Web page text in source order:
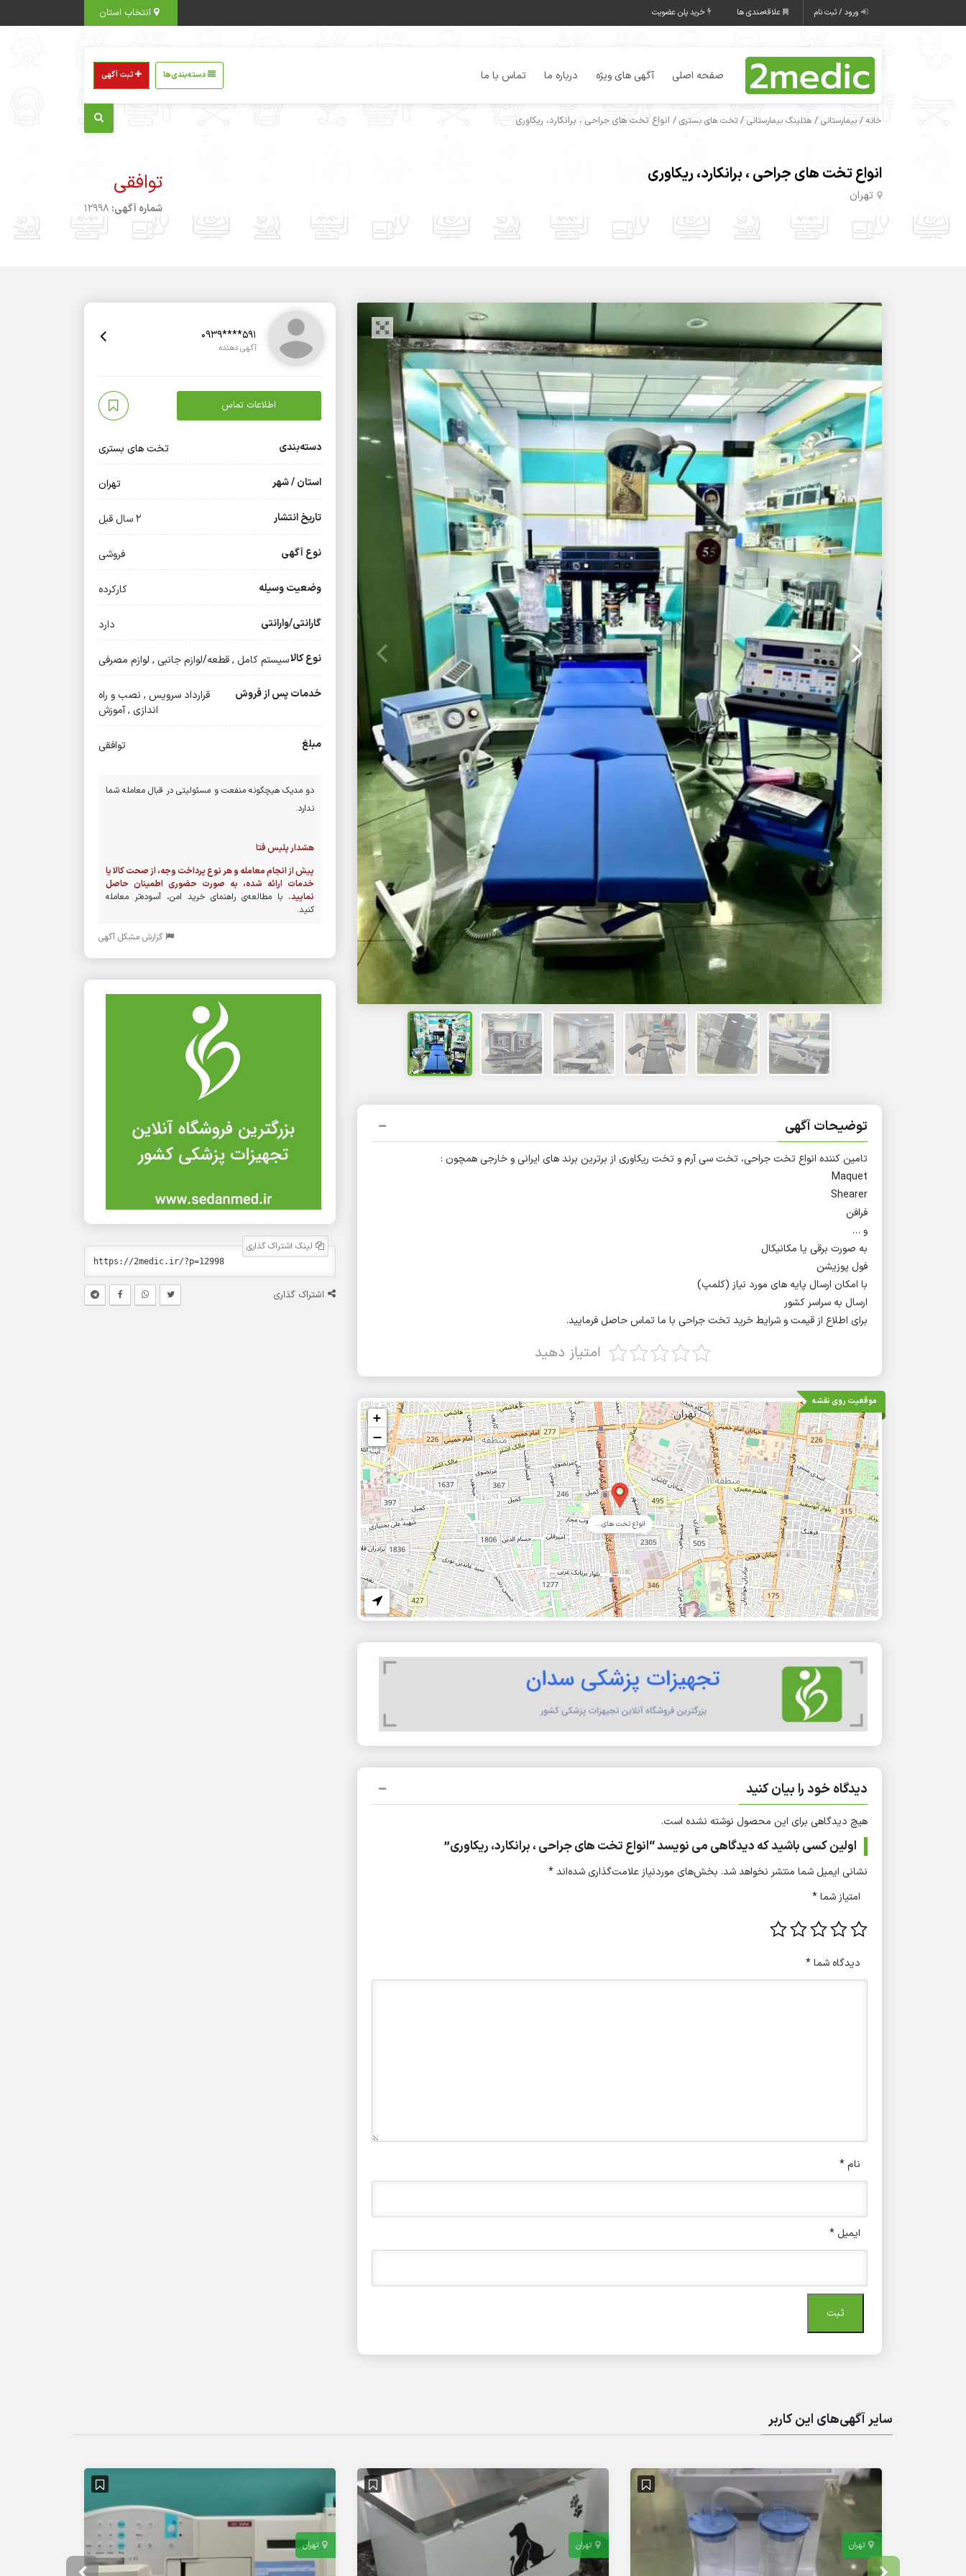
ورود / ثبت نام علاقه‌مندی ها خرید پلن عضویت
صفحه اصلی آگهی های ویژه درباره ما تماس با ما دسته‌بندی‌ها ثبت آگهی
خانه / بیمارستانی / هتلینگ بیمارستانی /تخت های بستری / انواع تخت های جراحی ، برانکارد، ریکاوری
انواع تخت های جراحی ، برانکارد، ریکاوری
تهران توافقی
شماره آگهی: 12998
توضیحات آگهی
تامین کننده انواع تخت جراحی، تخت سی آرم و تخت ریکاوری از برترین برند های ایرانی و خارجی همچون :
Maquet
Shearer
فرافن
و …
به صورت برقی یا مکانیکال
فول پوزیشن
با امکان ارسال پایه های مورد نیاز (کلمپ)
ارسال به سراسر کشور
برای اطلاع از قیمت و شرایط خرید تخت جراحی با ما تماس حاصل فرمایید.
امتیاز دهید
موقعیت روی نقشه
انواع تخت های...
+
−
دیدگاه خود را بیان کنید
هیچ دیدگاهی برای این محصول نوشته نشده است.
اولین کسی باشید که دیدگاهی می نویسد “انواع تخت های جراحی ، برانکارد، ریکاوری”
نشانی ایمیل شما منتشر نخواهد شد. بخش‌های موردنیاز علامت‌گذاری شده‌اند*
امتیاز شما*
دیدگاه شما*
نام*
ایمیل *
0939****591
آگهی دهنده
اطلاعات تماس
دسته‌بندی تخت های بستری
استان / شهر تهران
تاریخ انتشار 2 سال قبل
نوع آگهی فروشی
وضعیت وسیله کارکرده
گارانتی/وارانتی دارد
نوع کالاسیستم کامل , قطعه/لوازم جانبی , لوازم مصرفی
خدمات پس از فروش
قرارداد سرویس , نصب و راه
اندازی , آموزش
مبلغ توافقی
دو مدیک هیچگونه منفعت و مسئولیتی در قبال معامله شما
ندارد.
هشدار پلیس فتا
پیش از انجام معامله و هر نوع پرداخت وجه، از صحت کالا یا
خدمات ارائه شده، به صورت حضوری اطمینان حاصل
نمایید. با مطالعه‌ی راهنمای خرید امن، آسوده‌تر معامله
کنید.
گزارش مشکل آگهی
لینک اشتراک گذاری
اشتراک گذاری
سایر آگهی‌های این کاربر
تهران تهران تهران